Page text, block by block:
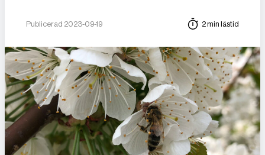
Publicerad 2023-09-19 2 min lästid